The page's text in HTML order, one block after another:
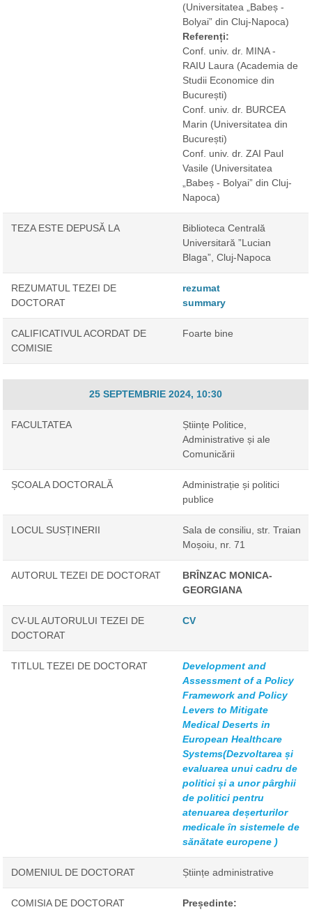
(Universitatea „Babeș -
Bolyai” din Cluj-Napoca)
Referenți:
Conf. univ. dr. MINA -
RAIU Laura (Academia de
Studii Economice din
București)
Conf. univ. dr. BURCEA
Marin (Universitatea din
București)
Conf. univ. dr. ZAI Paul
Vasile (Universitatea
„Babeș - Bolyai” din Cluj-
Napoca)
TEZA ESTE DEPUSĂ LA
Biblioteca Centrală
Universitară ”Lucian
Blaga”, Cluj-Napoca
REZUMATUL TEZEI DE
DOCTORAT
rezumat
summary
CALIFICATIVUL ACORDAT DE
COMISIE
Foarte bine
25 SEPTEMBRIE 2024, 10:30
FACULTATEA
Științe Politice,
Administrative și ale
Comunicării
ȘCOALA DOCTORALĂ
Administrație și politici
publice
LOCUL SUSȚINERII
Sala de consiliu, str. Traian
Moșoiu, nr. 71
AUTORUL TEZEI DE DOCTORAT
BRÎNZAC MONICA-
GEORGIANA
CV-UL AUTORULUI TEZEI DE
DOCTORAT
CV
TITLUL TEZEI DE DOCTORAT
Development and
Assessment of a Policy
Framework and Policy
Levers to Mitigate
Medical Deserts in
European Healthcare
Systems(Dezvoltarea și
evaluarea unui cadru de
politici și a unor pârghii
de politici pentru
atenuarea deșerturilor
medicale în sistemele de
sănătate europene )
DOMENIUL DE DOCTORAT Științe administrative
COMISIA DE DOCTORAT Președinte: